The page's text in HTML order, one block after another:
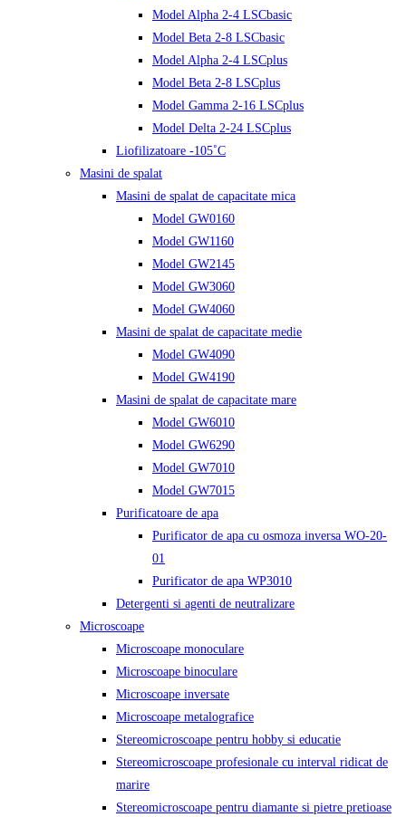
Model Alpha 2-4 LSCbasic
Model Beta 2-8 LSCbasic
Model Alpha 2-4 LSCplus
Model Beta 2-8 LSCplus
Model Gamma 2-16 LSCplus
Model Delta 2-24 LSCplus
Liofilizatoare -105˚C
Masini de spalat
Masini de spalat de capacitate mica
Model GW0160
Model GW1160
Model GW2145
Model GW3060
Model GW4060
Masini de spalat de capacitate medie
Model GW4090
Model GW4190
Masini de spalat de capacitate mare
Model GW6010
Model GW6290
Model GW7010
Model GW7015
Purificatoare de apa
Purificator de apa cu osmoza inversa WO-20-
01
Purificator de apa WP3010
Detergenti si agenti de neutralizare
Microscoape
Microscoape monoculare
Microscoape binoculare
Microscoape inversate
Microscoape metalografice
Stereomicroscoape pentru hobby si educatie
Stereomicroscoape profesionale cu interval ridicat de
marire
Stereomicroscoape pentru diamante si pietre pretioase